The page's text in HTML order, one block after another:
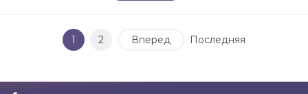
1 2 Вперед Последняя